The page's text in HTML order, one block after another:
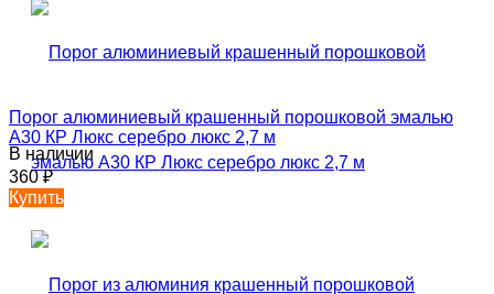
Порог алюминиевый крашенный порошковой эмалью
А30 КР Люкс серебро люкс 2,7 м
В наличии
360₽
Купить